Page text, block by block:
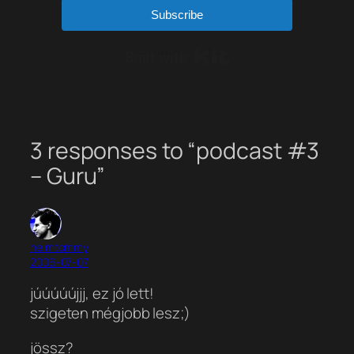
Subscribe
3 responses to “podcast #3
– Guru”
heimtommy
2006-07-07
júúúúújjj, ez jó lett!
szigeten mégjobb lesz;)
jössz?